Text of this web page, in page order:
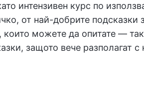
интензивен курс по
от най-добрите подсказки
можете да опитате —
защото вече разполагат